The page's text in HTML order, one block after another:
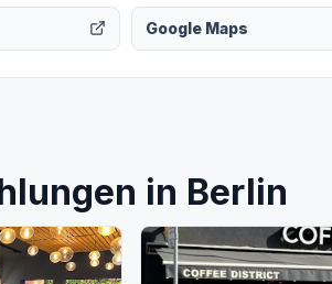
Google Maps
in Berlin